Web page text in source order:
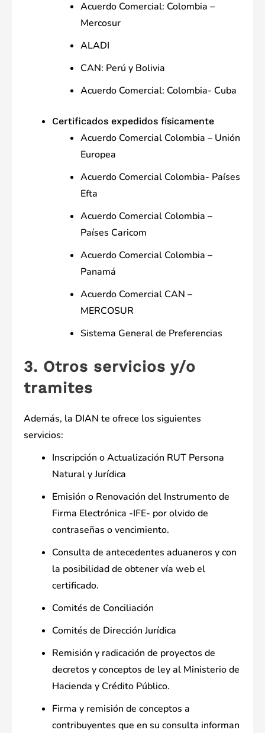
Acuerdo Comercial: Colombia –
Mercosur
ALADI
CAN: Perú y Bolivia
Acuerdo Comercial: Colombia- Cuba
Certificados expedidos físicamente
Acuerdo Comercial Colombia – Unión
Europea
Acuerdo Comercial Colombia- Países
Efta
Acuerdo Comercial Colombia –
Países Caricom
Acuerdo Comercial Colombia –
Panamá
Acuerdo Comercial CAN –
MERCOSUR
Sistema General de Preferencias
3. Otros servicios y/o
tramites
Además, la DIAN te ofrece los siguientes
servicios:
Inscripción o Actualización RUT Persona
Natural y Jurídica
Emisión o Renovación del Instrumento de
Firma Electrónica -IFE- por olvido de
contraseñas o vencimiento.
Consulta de antecedentes aduaneros y con
la posibilidad de obtener vía web el
certificado.
Comités de Conciliación
Comités de Dirección Jurídica
Remisión y radicación de proyectos de
decretos y conceptos de ley al Ministerio de
Hacienda y Crédito Público.
Firma y remisión de conceptos a
contribuyentes que en su consulta informan